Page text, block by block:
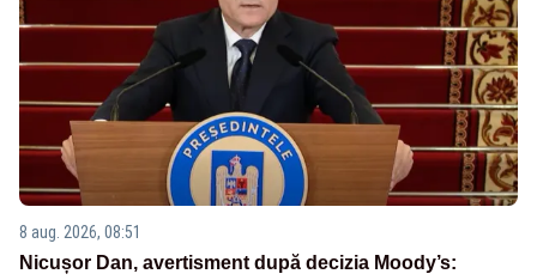
8 aug. 2026, 08:51
Nicușor Dan, avertisment după decizia Moody’s: